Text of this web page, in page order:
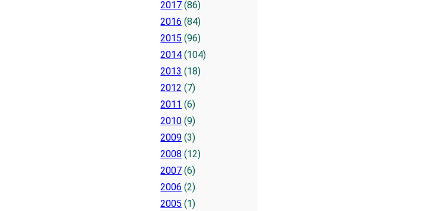
2017 (86)
2016 (84)
2015 (96)
2014 (104)
2013 (18)
2012 (7)
2011 (6)
2010 (9)
2009 (3)
2008 (12)
2007 (6)
2006 (2)
2005 (1)